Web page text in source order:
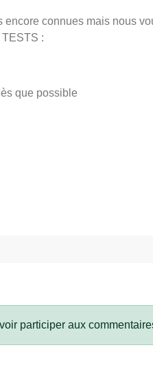
encore connues mais nous
:
que possible
participer aux